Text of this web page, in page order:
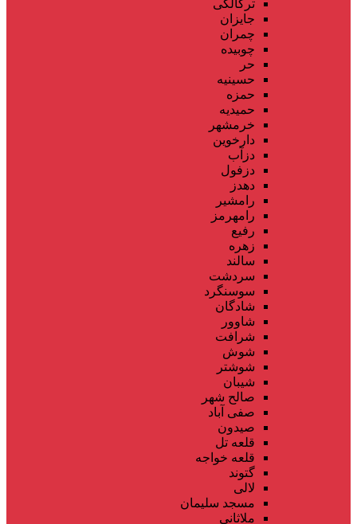
ترکالکی
جایزان
چمران
چوبیده
حر
حسینیه
حمزه
حمیدیه
خرمشهر
دارخوین
دزآب
دزفول
دهدز
رامشیر
رامهرمز
رفیع
زهره
سالند
سردشت
سوسنگرد
شادگان
شاوور
شرافت
شوش
شوشتر
شیبان
صالح شهر
صفی آباد
صیدون
قلعه تل
قلعه خواجه
گتوند
لالی
مسجد سلیمان
ملاثانی